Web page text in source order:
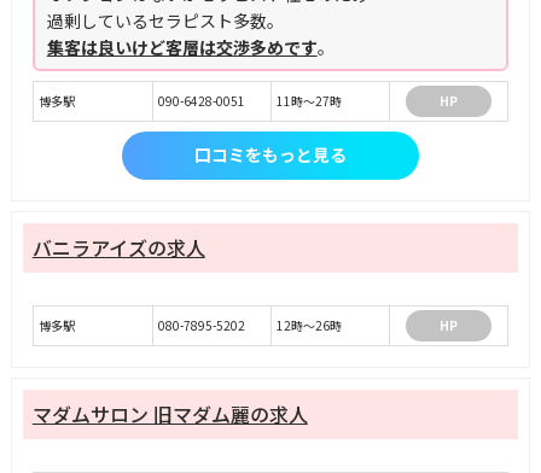
過剰しているセラピスト多数。
集客は良いけど客層は交渉多めです。
博多駅 090-6428-0051 11時～27時 HP
口コミをもっと見る
バニラアイズの求人
博多駅 080-7895-5202 12時〜26時 HP
マダムサロン 旧マダム麗の求人